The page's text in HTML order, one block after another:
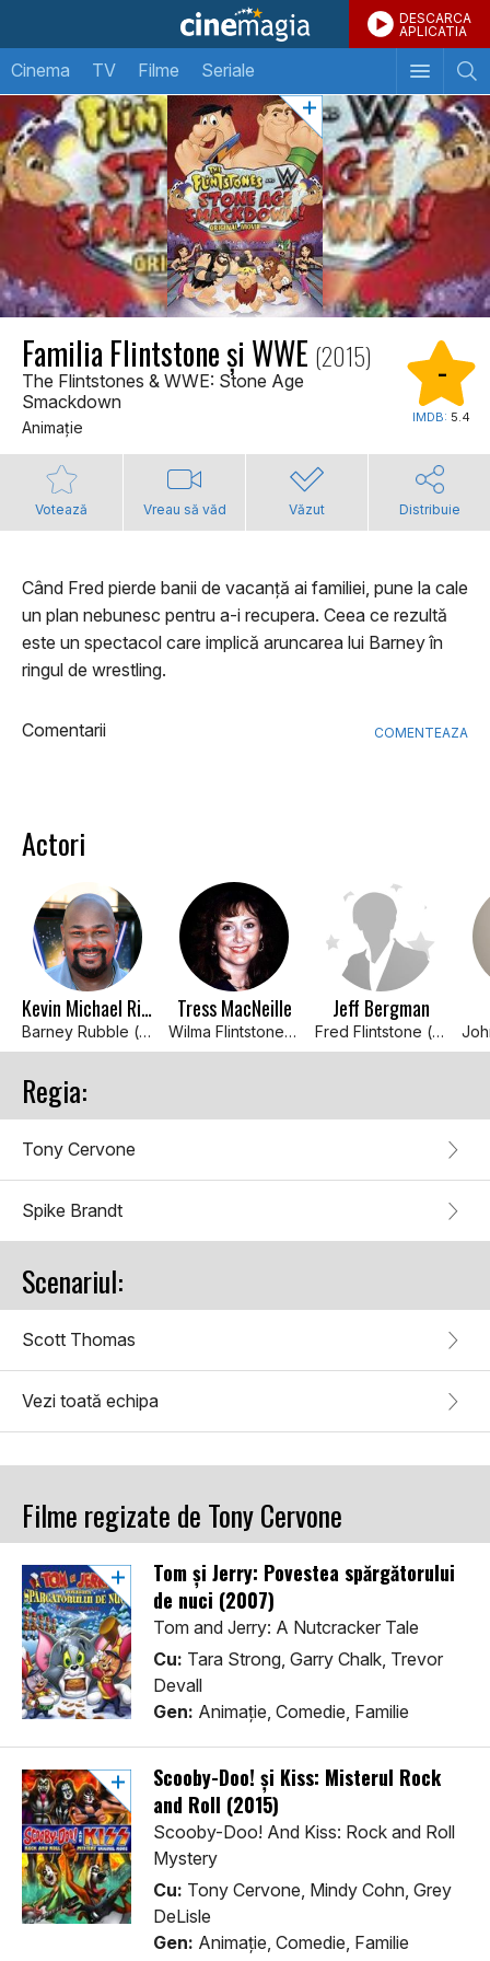
DESCARCA
APLICATIA
Cinema TV Filme Seriale
Familia Flintstone și WWE (2015)
The Flintstones & WWE: Stone Age
Smackdown
Animaţie
-
IMDB: 5.4
Votează Vreau să văd Văzut Distribuie
Când Fred pierde banii de vacanță ai familiei, pune la cale
un plan nebunesc pentru a-i recupera. Ceea ce rezultă
este un spectacol care implică aruncarea lui Barney în
ringul de wrestling.
Comentarii COMENTEAZA
Actori
Kevin Michael Richardson
Barney Rubble (voice)
Tress MacNeille
Wilma Flintstone (voice)
Jeff Bergman
Fred Flintstone (voice)
Regia:
Tony Cervone
Spike Brandt
Scenariul:
Scott Thomas
Vezi toată echipa
Filme regizate de Tony Cervone
Tom și Jerry: Povestea spărgătorului
de nuci (2007)
Tom and Jerry: A Nutcracker Tale
Cu: Tara Strong, Garry Chalk, Trevor
Devall
Gen: Animaţie, Comedie, Familie
Scooby-Doo! și Kiss: Misterul Rock
and Roll (2015)
Scooby-Doo! And Kiss: Rock and Roll
Mystery
Cu: Tony Cervone, Mindy Cohn, Grey
DeLisle
Gen: Animaţie, Comedie, Familie